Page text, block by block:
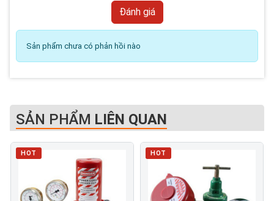
Sản phẩm chưa có phản hồi nào
SẢN PHẨM LIÊN QUAN
HOT HOT